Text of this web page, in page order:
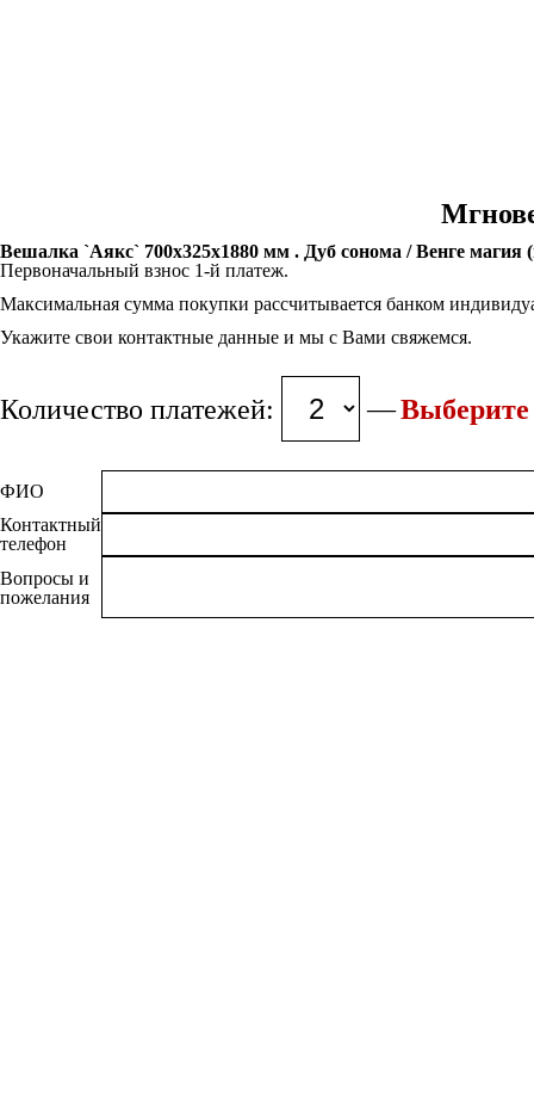
Вешалка `Аякс` 700x325x1880 мм . Дуб сонома / Венге магия
Первоначальный взнос 1-й платеж.
Максимальная сумма покупки рассчитывается банком
Укажите свои контактные данные и мы с Вами свяжемся.
Количество платежей: Выберите
ФИО
Контактный
телефон
Вопросы и
пожелания